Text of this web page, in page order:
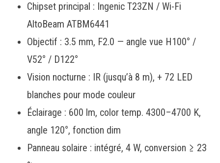
Chipset principal : Ingenic T23ZN / Wi-Fi
AltoBeam ATBM6441
Objectif : 3.5 mm, F2.0 — angle vue H100° /
V52° / D122°
Vision nocturne : IR (jusqu’à 8 m), + 72 LED
blanches pour mode couleur
Éclairage : 600 lm, color temp. 4300–4700 K,
angle 120°, fonction dim
Panneau solaire : intégré, 4 W, conversion ≥ 23